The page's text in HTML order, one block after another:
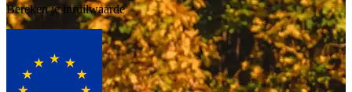
Bereken je inruilwaarde